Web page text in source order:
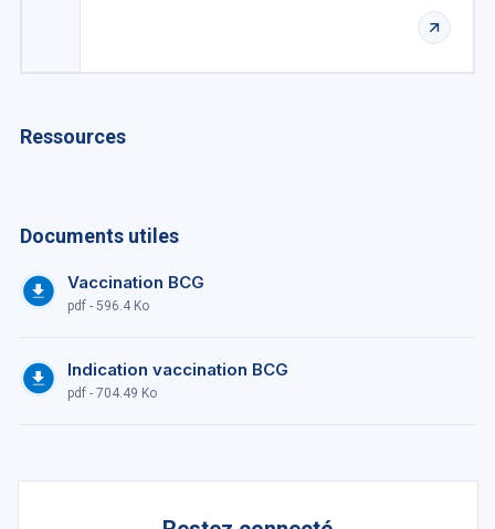
Ressources
Documents utiles
Vaccination BCG
pdf - 596.4 Ko
Indication vaccination BCG
pdf - 704.49 Ko